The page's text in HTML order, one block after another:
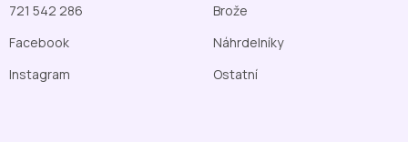
721 542 286
Facebook
Instagram
Brože
Náhrdelníky
Ostatní